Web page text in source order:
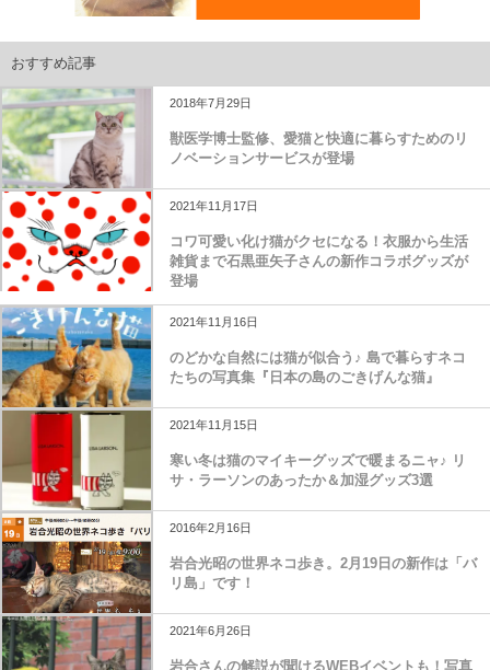
おすすめ記事
2018年7月29日
獣医学博士監修、愛猫と快適に暮らすためのリ
ノベーションサービスが登場
2021年11月17日
コワ可愛い化け猫がクセになる！衣服から生活
雑貨まで石黒亜矢子さんの新作コラボグッズが
登場
2021年11月16日
のどかな自然には猫が似合う♪ 島で暮らすネコ
たちの写真集『日本の島のごきげんな猫』
2021年11月15日
寒い冬は猫のマイキーグッズで暖まるニャ♪ リ
サ・ラーソンのあったか＆加湿グッズ3選
2016年2月16日
岩合光昭の世界ネコ歩き。2月19日の新作は「バ
リ島」です！
2021年6月26日
岩合さんの解説が聞けるWEBイベントも！写真